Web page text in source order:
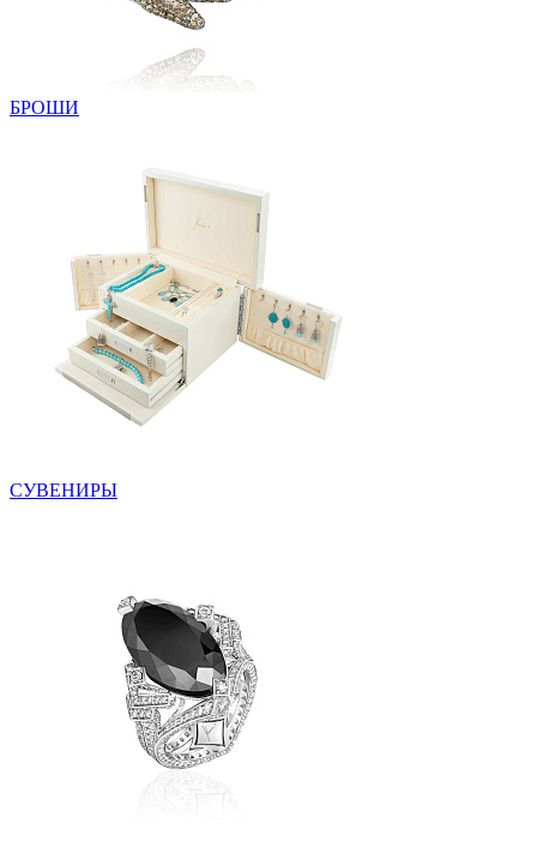
БРОШИ
СУВЕНИРЫ